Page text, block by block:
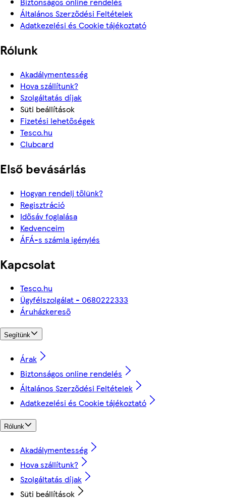
Általános Szerződési Feltételek
Adatkezelési és Cookie tájékoztató
Rólunk
Akadálymentesség
Hova szállítunk?
Szolgáltatás díjak
Süti beállítások
Fizetési lehetőségek
Tesco.hu
Clubcard
Első bevásárlás
Hogyan rendelj tőlünk?
Regisztráció
Idősáv foglalása
Kedvenceim
ÁFÁ-s számla igénylés
Kapcsolat
Tesco.hu
Ügyfélszolgálat - 0680222333
Áruházkereső
Segítünk
Árak
Biztonságos online rendelés
Általános Szerződési Feltételek
Adatkezelési és Cookie tájékoztató
Rólunk
Akadálymentesség
Hova szállítunk?
Szolgáltatás díjak
Süti beállítások